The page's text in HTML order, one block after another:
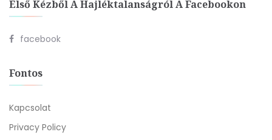
Első Kézből A Hajléktalanságról A Facebookon
facebook
Fontos
Kapcsolat
Privacy Policy